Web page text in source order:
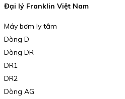
Đại lý Franklin Việt Nam
Máy bơm ly tâm
Dòng D
Dòng DR
DR1
DR2
Dòng AG